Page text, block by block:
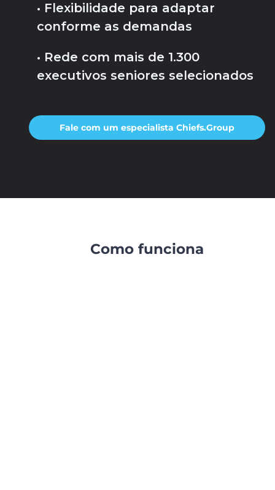
• Flexibilidade para adaptar
conforme as demandas
• Rede com mais de 1.300
executivos seniores selecionados
Fale com um especialista Chiefs.Group
Como funciona